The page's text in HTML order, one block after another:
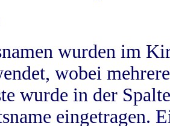
wurden im
wobei
wurde in der
eingetragen.